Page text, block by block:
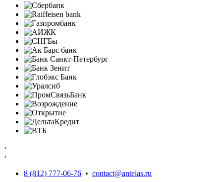
‹
›
8 (812) 777-06-76 • contact@antelas.ru